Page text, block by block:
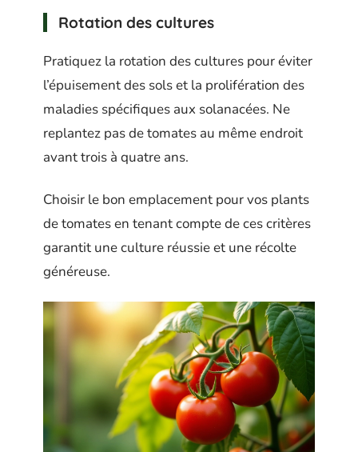
Rotation des cultures
Pratiquez la rotation des cultures pour éviter
l’épuisement des sols et la prolifération des
maladies spécifiques aux solanacées. Ne
replantez pas de tomates au même endroit
avant trois à quatre ans.
Choisir le bon emplacement pour vos plants
de tomates en tenant compte de ces critères
garantit une culture réussie et une récolte
généreuse.